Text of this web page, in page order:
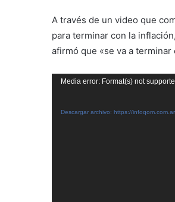
A través de un video que
para terminar con la
afirmó que «se va a terminar
Reproductor
vídeo
Media error: Format(s) not
Descargar archivo: https://